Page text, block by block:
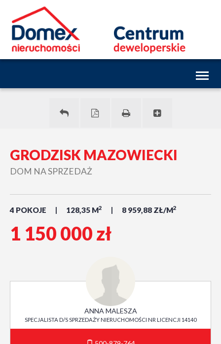
GRODZISK MAZOWIECKI
DOM NA SPRZEDAŻ
4 POKOJE 128,35 M2 8 959,88 ZŁ/M2
1 150 000 zł
ANNA MALESZA
SPECJALISTA D/S SPRZEDAŻY NIERUCHOMOŚCI NR LICENCJI 14140